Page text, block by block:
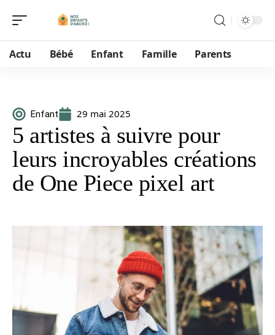
Actu Bébé Enfant Famille Parents
Enfant 29 mai 2025
5 artistes à suivre pour
leurs incroyables créations
de One Piece pixel art